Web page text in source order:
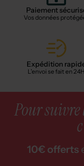
Paiement
Vos données
Expédition
L'envoi se fait en 24H
Pour suivre
10€ offerts